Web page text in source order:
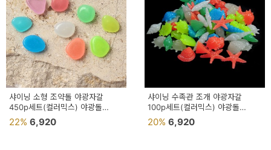
샤이닝 소형 조약돌 야광자갈
450p세트(컬러믹스) 야광돌
야광조약돌 야광자갈돌 어항돌
22% 6,920
샤이닝 수족관 조개 야광자갈
100p세트(컬러믹스) 야광돌
야광조약돌 야광자갈돌 어항돌
20% 6,920